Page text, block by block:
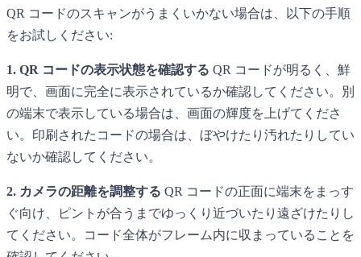
QR コードのスキャンがうまくいかない場合は、以下の手順
をお試しください:
1. QR コードの表示状態を確認する QR コードが明るく、鮮
明で、画面に完全に表示されているか確認してください。別
の端末で表示している場合は、画面の輝度を上げてくださ
い。印刷されたコードの場合は、ぼやけたり汚れたりしてい
ないか確認してください。
2. カメラの距離を調整する QR コードの正面に端末をまっす
ぐ向け、ピントが合うまでゆっくり近づいたり遠ざけたりし
てください。コード全体がフレーム内に収まっていることを